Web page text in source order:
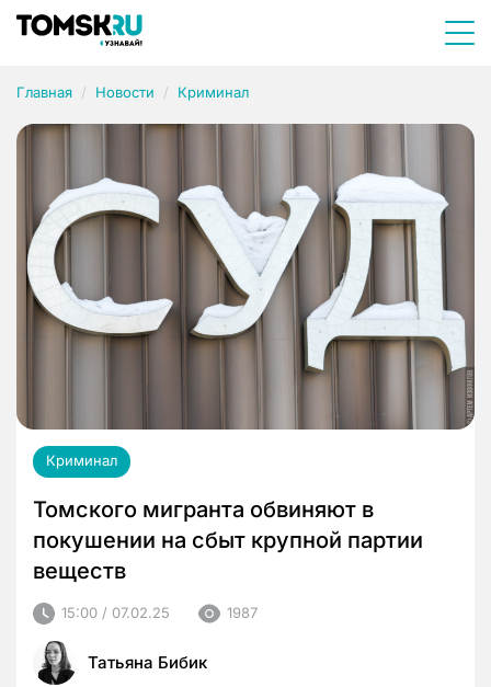
Главная Новости Криминал
Криминал
Томского мигранта обвиняют в
покушении на сбыт крупной партии
веществ
15:00 / 07.02.25 1987
Татьяна Бибик